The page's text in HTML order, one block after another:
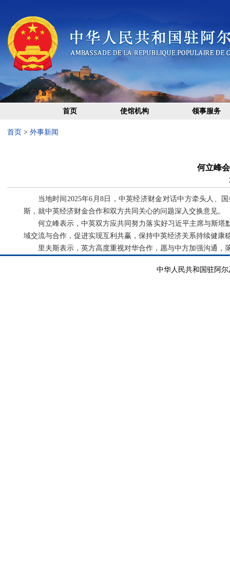
首页 使馆机构 领事服务
首页 > 外事新闻
何立峰
当地时间2025年6月8日，中英经济财金对话中方牵头人、
斯，就中英经济财金合作和双方共同关心的问题深入交换意见。
何立峰表示，中英双方应共同努力落实好习近平主席与斯
域交流与合作，促进实现互利共赢，保持中英经济关系持续健康
里夫斯表示，英方高度重视对华合作，愿与中方加强沟通
中华人民共和国驻阿